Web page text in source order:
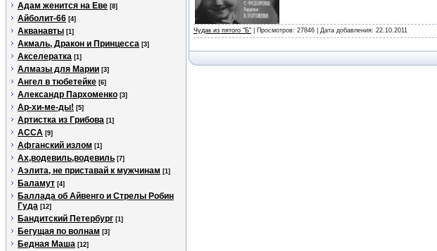
Адам женится на Еве [8]
Айболит-66 [4]
Акванавты [1]
Акмаль, Дракон и Принцесса [3]
Акселератка [1]
Алмазы для Марии [3]
Ангел в тюбетейке [6]
Александр Пархоменко [3]
Ар-хи-ме-ды! [5]
Артистка из Грибова [1]
АССА [9]
Афганский излом [1]
Ах,водевиль,водевиль [7]
Аэлита, не приставай к мужчинам [1]
Баламут [4]
Баллада об Айвенго и Стрелы Робин
Гуда [12]
Бандитский Петербург [1]
Бегущая по волнам [3]
Бедная Маша [12]
Чудак из пятого "Б" | Просмотров: 27846 | Дата добавления: 22.10.2011